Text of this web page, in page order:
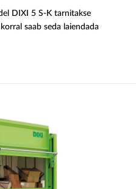
DIXI 5 S-K tarnitakse
saab seda laiendada